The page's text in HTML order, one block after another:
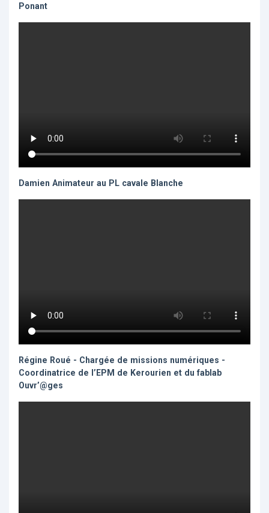
Ponant
Damien Animateur au PL cavale Blanche
Régine Roué - Chargée de missions numériques -
Coordinatrice de l’EPM de Kerourien et du fablab
Ouvr’@ges